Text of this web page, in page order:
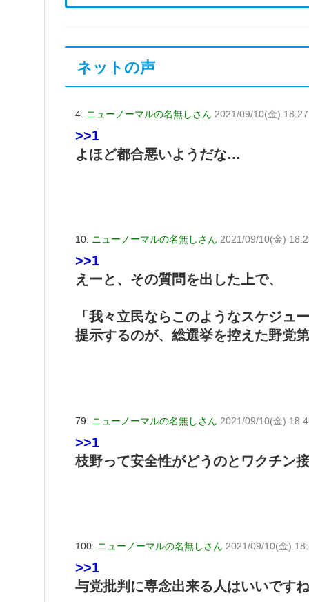
ネットの声
4: ニューノーマルの名無しさん 2021/09/10(金)
>>1
よほど都合悪いようだな…
10: ニューノーマルの名無しさん 2021/09/10(金)
>>1
えーと、その質問を出した上で、
「我々立民ならこのようなスケジュ
提示するのが、総選挙を控えた野党
79: ニューノーマルの名無しさん 2021/09/10(金)
>>1
枝野って安全性がどうのとワクチン
100: ニューノーマルの名無しさん 2021/09/10(金)
>>1
与党批判に専念出来る人はいいです